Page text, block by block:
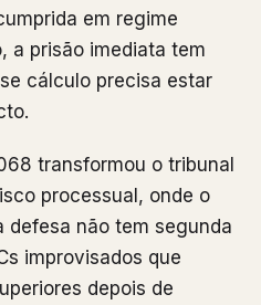
em regime
a prisão imediata tem
cálculo precisa estar
transformou o tribunal
processual, onde o
defesa não tem segunda
improvisados que
depois de